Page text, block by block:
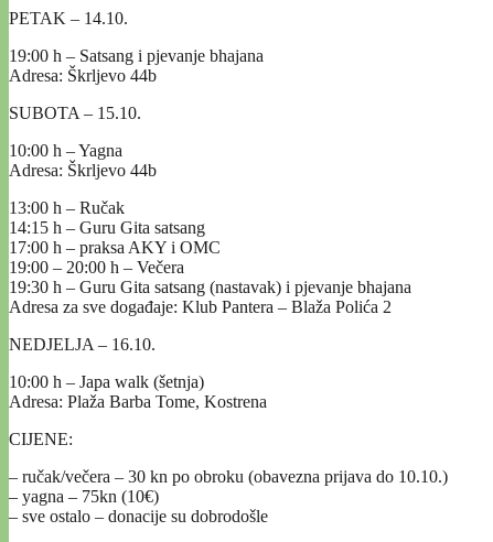
PETAK – 14.10.
19:00 h – Satsang i pjevanje bhajana
Adresa: Škrljevo 44b
SUBOTA – 15.10.
10:00 h – Yagna
Adresa: Škrljevo 44b
13:00 h – Ručak
14:15 h – Guru Gita satsang
17:00 h – praksa AKY i OMC
19:00 – 20:00 h – Večera
19:30 h – Guru Gita satsang (nastavak) i pjevanje bhajana
Adresa za sve događaje: Klub Pantera – Blaža Polića 2
NEDJELJA – 16.10.
10:00 h – Japa walk (šetnja)
Adresa: Plaža Barba Tome, Kostrena
CIJENE:
– ručak/večera – 30 kn po obroku (obavezna prijava do 10.10.)
– yagna – 75kn (10€)
– sve ostalo – donacije su dobrodošle